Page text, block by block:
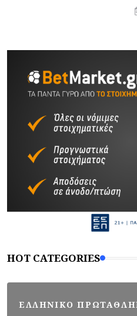
HOT CATEGORIES
ΕΛΛΗΝΙΚΟ